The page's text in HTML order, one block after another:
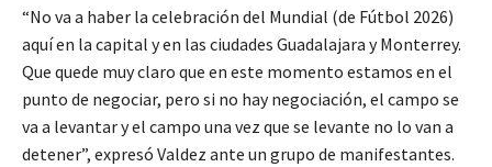
“No va a haber la celebración del Mundial (de Fútbol 2026)
aquí en la capital y en las ciudades Guadalajara y Monterrey.
Que quede muy claro que en este momento estamos en el
punto de negociar, pero si no hay negociación, el campo se
va a levantar y el campo una vez que se levante no lo van a
detener”, expresó Valdez ante un grupo de manifestantes.